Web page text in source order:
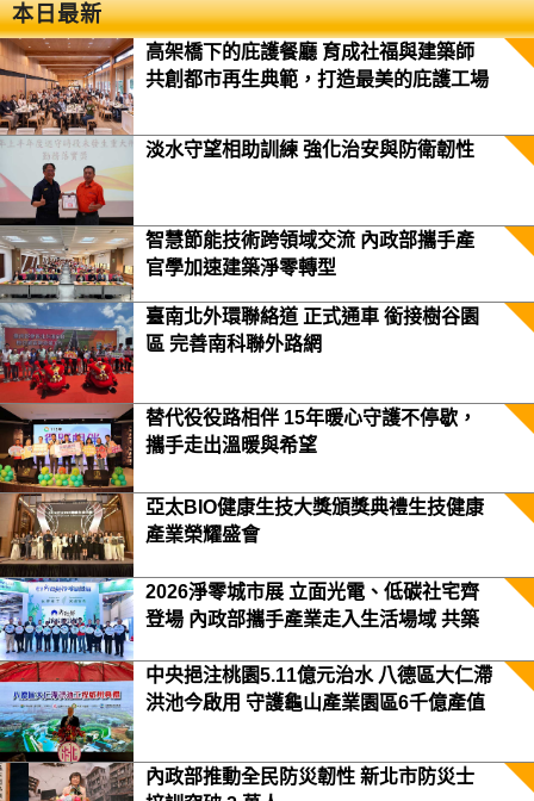
本日最新
高架橋下的庇護餐廳 育成社福與建築師
共創都市再生典範，打造最美的庇護工場
淡水守望相助訓練 強化治安與防衛韌性
智慧節能技術跨領域交流 內政部攜手產
官學加速建築淨零轉型
臺南北外環聯絡道 正式通車 銜接樹谷園
區 完善南科聯外路網
替代役役路相伴 15年暖心守護不停歇，
攜手走出溫暖與希望
亞太BIO健康生技大獎頒獎典禮生技健康
產業榮耀盛會
2026淨零城市展 立面光電、低碳社宅齊
登場 內政部攜手產業走入生活場域 共築
中央挹注桃園5.11億元治水 八德區大仁滯
洪池今啟用 守護龜山產業園區6千億產值
內政部推動全民防災韌性 新北市防災士